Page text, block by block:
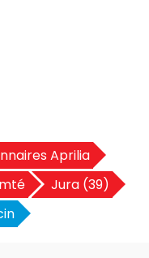
Aprilia
Jura (39)